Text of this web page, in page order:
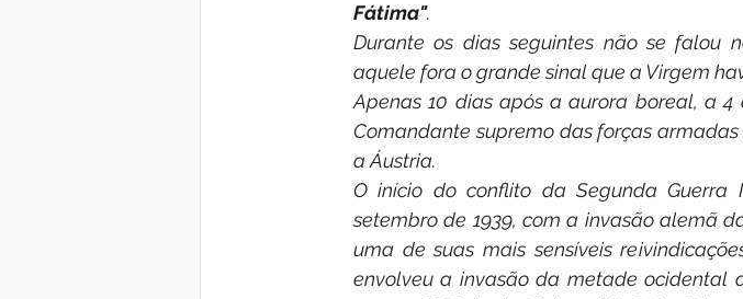
Fátima".
Durante os dias seguintes não se falou
aquele fora o grande sinal que a Virgem
Apenas 10 dias após a aurora boreal, a 4
Comandante supremo das forças
a Áustria.
O início do conflito da Segunda
setembro de 1939, com a invasão alemã
uma de suas mais sensíveis
envolveu a invasão da metade ocidental